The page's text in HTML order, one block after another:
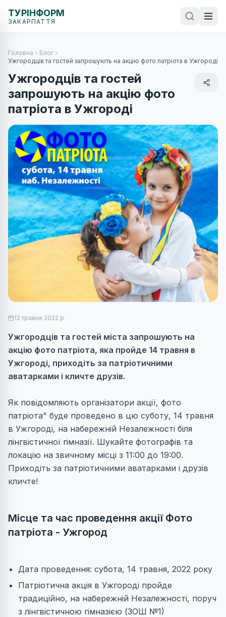
ТУРІНФОРМ
ЗАКАРПАТТЯ
Головна
Блог
Ужгородців та гостей запрошують на акцію фото патріота в Ужгороді
Ужгородців та гостей
запрошують на акцію фото
патріота в Ужгороді
12 травня 2022 р.
Ужгородців та гостей міста запрошують на
акцію фото патріота, яка пройде 14 травня в
Ужгороді, приходіть за патріотичними
аватарками і кличте друзів.
Як повідомляють організатори акції, фото
патріота" буде проведено в цю суботу, 14 травня
в Ужгороді, на набережній Незалежності біля
лінгвістичної гімназії. Шукайте фотографів та
локацію на звичному місці з 11:00 до 19:00.
Приходіть за патріотичними аватарками і друзів
кличте!
Місце та час проведення акції Фото
патріота - Ужгород
Дата проведення: субота, 14 травня, 2022 року
Патріотична акція в Ужгороді пройде
традиційно, на набережній Незалежності, поруч
з лінгвістичною гімназією (ЗОШ №1)